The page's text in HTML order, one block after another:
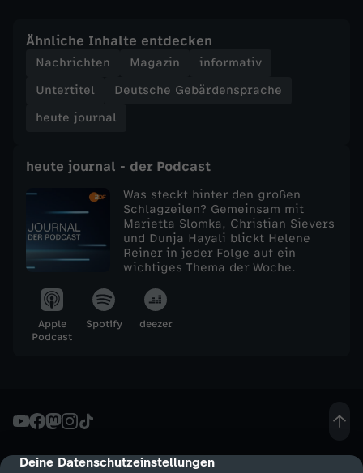
cmp-dialog-description
Deine Datenschutzeinstellungen
t
e
o
u
r
n
a
v
o
Ähnliche Inhalte entdecken
Nachrichten Magazin
informativ
Untertitel
Deutsche Gebärdensprache
heute journal
heute journal - der Podcast
Was steckt hinter den großen
Schlagzeilen? Gemeinsam mit
Marietta Slomka, Christian Sievers
und Dunja Hayali blickt Helene
Reiner in jeder Folge auf ein
wichtiges Thema der Woche.
Apple
Podcast
Spotify deezer